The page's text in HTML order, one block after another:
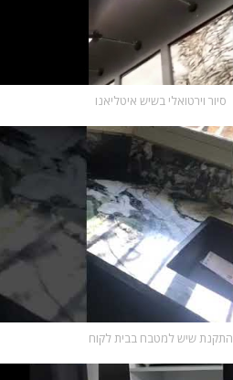
סיור וירטואלי בשיש איטליאנו
התקנת שיש למטבח בבית לקוח